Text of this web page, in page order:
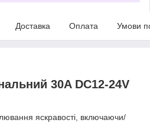
Доставка Оплата Умови
30A DC12-24V
яскравості, включаючи/